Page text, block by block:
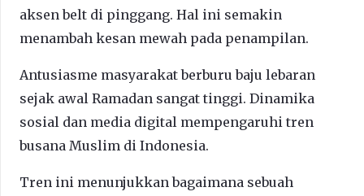
aksen belt di pinggang. Hal ini semakin
menambah kesan mewah pada penampilan.
Antusiasme masyarakat berburu baju lebaran
sejak awal Ramadan sangat tinggi. Dinamika
sosial dan media digital mempengaruhi tren
busana Muslim di Indonesia.
Tren ini menunjukkan bagaimana sebuah